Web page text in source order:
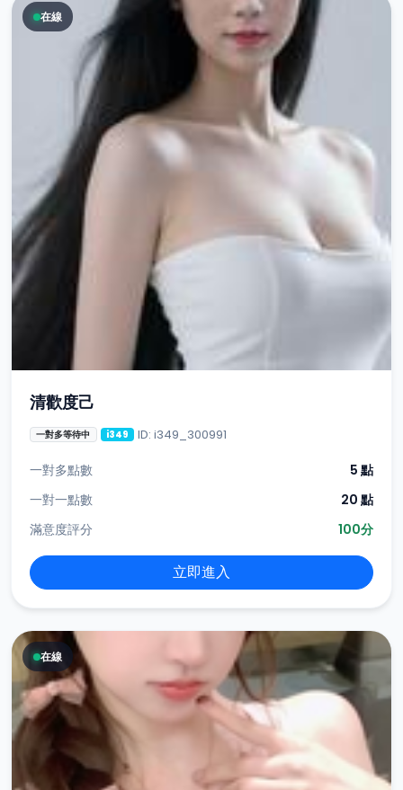
在線
清歡度己
一對多等待中 i349 ID: i349_300991
一對多點數
5 點
一對一點數
20 點
滿意度評分
100分
立即進入
在線